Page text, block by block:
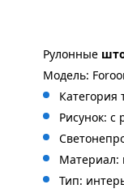
Рулонные
Модель:
Категория
Рисунок: с
Материал:
Тип: